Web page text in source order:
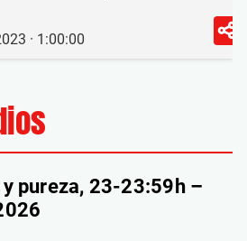
· 1:00:00
pureza, 23-23:59h –